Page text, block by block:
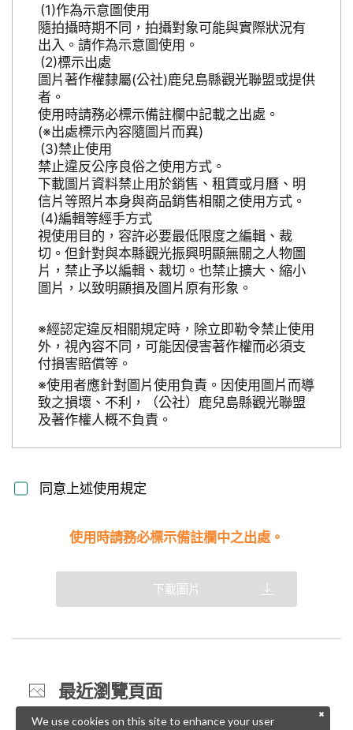
作為示意圖使用
隨拍攝時期不同，拍攝對象可能與實際狀況有
出入。請作為示意圖使用。
標示出處
圖片著作權隸屬(公社)鹿兒島縣觀光聯盟或提供
者。
使用時請務必標示備註欄中記載之出處。
(※出處標示內容隨圖片而異)
禁止使用
禁止違反公序良俗之使用方式。
下載圖片資料禁止用於銷售、租賃或月曆、明
信片等照片本身與商品銷售相關之使用方式。
編輯等經手方式
視使用目的，容許必要最低限度之編輯、裁
切。但針對與本縣觀光振興明顯無關之人物圖
片，禁止予以編輯、裁切。也禁止擴大、縮小
圖片，以致明顯損及圖片原有形象。
※經認定違反相關規定時，除立即勒令禁止使用
外，視內容不同，可能因侵害著作權而必須支
付損害賠償等。
※使用者應針對圖片使用負責。因使用圖片而導
致之損壞、不利，（公社）鹿兒島縣觀光聯盟
及著作權人概不負責。
同意上述使用規定
使用時請務必標示備註欄中之出處。
下載圖片
最近瀏覽頁面
We use cookies on this site to enhance your user